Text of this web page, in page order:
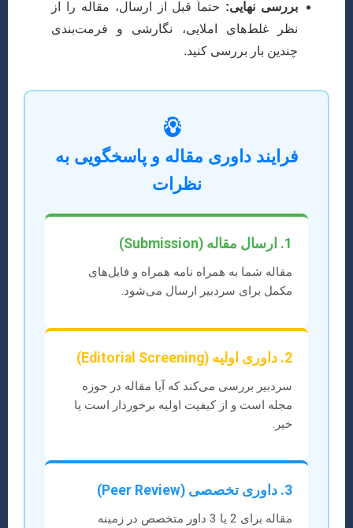
بررسی نهایی: حتماً قبل از ارسال، مقاله را از
نظر غلط‌های املایی، نگارشی و فرمت‌بندی
چندین بار بررسی کنید.
💡
فرایند داوری مقاله و پاسخگویی به
نظرات
1. ارسال مقاله (Submission)
مقاله شما به همراه نامه همراه و فایل‌های
مکمل برای سردبیر ارسال می‌شود.
2. داوری اولیه (Editorial Screening)
سردبیر بررسی می‌کند که آیا مقاله در حوزه
مجله است و از کیفیت اولیه برخوردار است یا
خیر.
3. داوری تخصصی (Peer Review)
مقاله برای 2 یا 3 داور متخصص در زمینه